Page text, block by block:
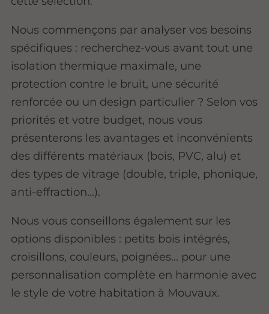
Nous commençons par analyser vos besoins
spécifiques : recherchez-vous avant tout une
isolation thermique maximale, une
protection contre le bruit, une sécurité
renforcée ou un design particulier ? Selon vos
priorités et votre budget, nous vous
présenterons les avantages et inconvénients
des différents matériaux (bois, PVC, alu) et
des types de vitrage (double, triple, phonique,
anti-effraction...).
Nous vous conseillons également sur les
options disponibles : petits bois intégrés,
croisillons, couleurs, poignées... pour une
personnalisation complète en harmonie avec
le style de votre habitation à Mouvaux.